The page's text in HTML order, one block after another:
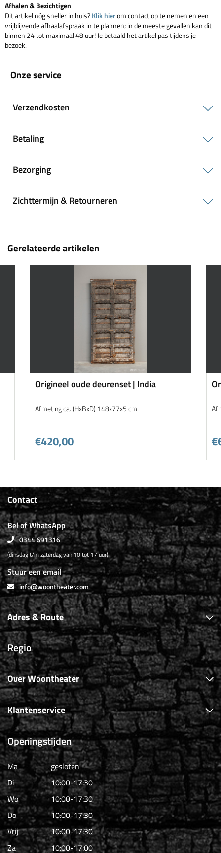
Afhalen & Bezichtigen
Dit artikel nóg sneller in huis?Klik hierom contact op te nemen en een
vrijblijvende afhaalafspraak in te plannen; in de meeste gevallen kan dit
binnen 24 tot maximaal 48 uur! Je betaald het artikel pas tijdens je
bezoek.
Onze service
Verzendkosten
Betaling
Bezorging
Zichttermijn & Retourneren
Gerelateerde artikelen
Origineel oude deurenset | India
Afmeting ca. (HxBxD) 148x77x5 cm
€420,00
Contact
Bel of WhatsApp
0344 691316
(dinsdag t/m zaterdag van 10 tot 17 uur)
Stuur een email
info@woontheater.com
Adres & Route
Regio
Over Woontheater
Klantenservice
Openingstijden
Ma
gesloten
Di
10:00-17:30
Wo
10:00-17:30
Do
10:00-17:30
Vrij
10:00-17:30
Za
10:00-17:00